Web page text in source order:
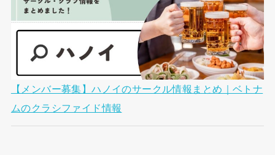
【メンバー募集】ハノイのサークル情報まとめ｜ベトナ
ムのクラシファイド情報